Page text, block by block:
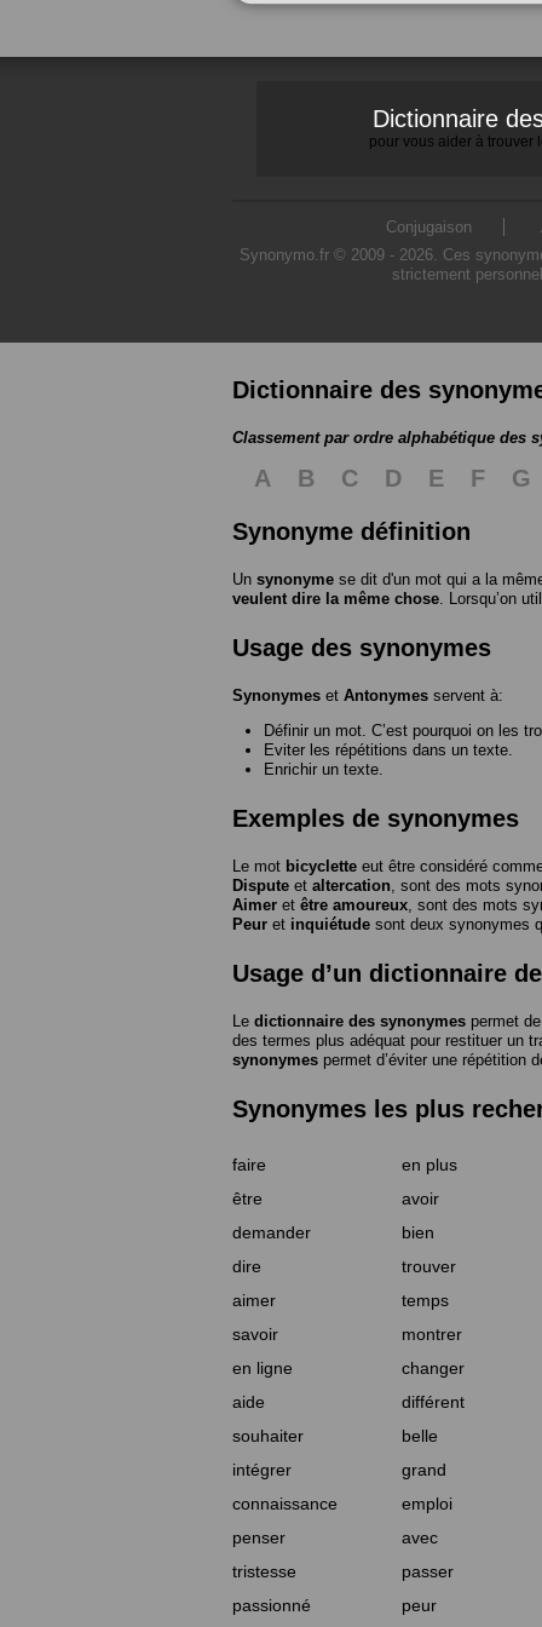
Dictionnaire
pour vous aider à trouver
Conjugaison
Synonymo.fr © 2009 - 2026. Ces
strictement
Dictionnaire des
Classement par ordre alphabétique des
A B C D E F G
Synonyme définition
Un synonyme se dit d'un mot qui a la
veulent dire la même chose . Lorsqu’on
Usage des synonymes
Synonymes et Antonymes servent à:
Définir un mot. C’est pourquoi on les
Eviter les répétitions dans un texte.
Enrichir un texte.
Exemples de synonymes
Le mot bicyclette eut être considéré
Dispute et altercation , sont des mots
Aimer et être amoureux , sont des mots
Peur et inquiétude sont deux synonymes
Usage d’un dictionnaire
Le dictionnaire des synonymes permet
des termes plus adéquat pour restituer un
synonymes permet d’éviter une répétition
Synonymes les plus
faire en plus
être
avoir
demander
bien
dire
trouver
aimer
temps
savoir
montrer
en ligne
changer
aide
différent
souhaiter
belle
intégrer
grand
connaissance
emploi
penser
avec
tristesse
passer
passionné
peur